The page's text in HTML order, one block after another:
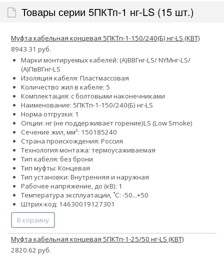
Товары серии 5ПКТп-1 нг-LS (15 шт.)
Муфта кабельная концевая 5ПКТп-1-150/240(Б) нг-LS (КВТ)
8943.31 руб.
Марки монтируемых кабелей: (А)ВВГнг-LS/ NYMнг-LS/
(А)ПвВГнг-LS
Изоляция кабеля: Пластмассовая
Количество жил в кабеле: 5
Комплектация: с болтовыми наконечниками
Наименование: 5ПКТп-1-150/240(Б) нг-LS
Норма отгрузки: 1
Опции: нг (не поддерживает горение)LS (Low Smoke)
Сечение жил, мм²: 150185240
Страна происхождения: Россия
Технология монтажа: термоусаживаемая
Тип кабеля: без брони
Тип муфты: Концевая
Тип установки: Внутренняя и наружная
Рабочее напряжение, до (кВ): 1
Температура эксплуатации, ˚С: -50...+50
Штрих-код: 14630019127301
В корзину
Муфта кабельная концевая 5ПКТп-1-25/50 нг-LS (КВТ)
2820.62 руб.